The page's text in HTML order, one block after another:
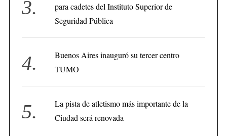
para cadetes del Instituto Superior de
Seguridad Pública
Buenos Aires inauguró su tercer centro
TUMO
La pista de atletismo más importante de la
Ciudad será renovada